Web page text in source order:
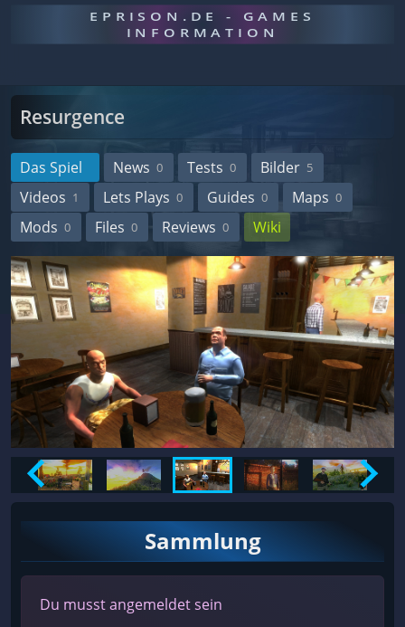
EPRISON.DE - GAMES
INFORMATION
Resurgence
Das Spiel News 0 Tests 0 Bilder 5
Videos 1 Lets Plays 0 Guides 0 Maps 0
Mods 0 Files 0 Reviews 0 Wiki
Sammlung
Du musst angemeldet sein